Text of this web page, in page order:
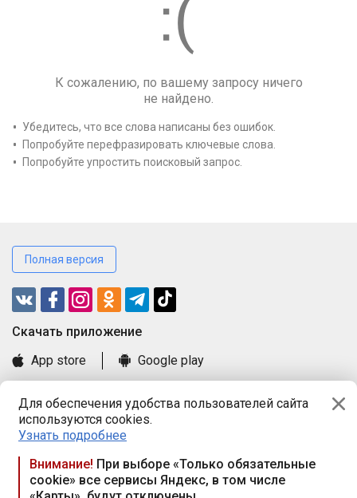
Для обеспечения удобства пользователей сайта
используются cookies.
Узнать подробнее
Внимание! При выборе «Только обязательные
cookie» все сервисы Яндекс, в том числе
К сожалению, по вашему запросу ничего
не найдено.
Убедитесь, что все слова написаны без ошибок.
Попробуйте перефразировать ключевые слова.
Попробуйте упростить поисковый запрос.
Полная версия
Cкачать приложение
App store
Google play
Книга замечаний и предложений
Правила и документы
Praca.by © 2000—2026, ООО «ПРАЦА БАЙ»
Республика Беларусь, 220114, г. Минск, пр-т Независимости
117а, пом. № 9.